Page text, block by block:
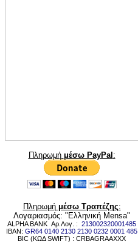
Πληρωμή μέσω PayPal:
Πληρωμή μέσω Τραπέζης:
Λογαριασμός: "Ελληνική Mensa"
ALPHA BANK Αρ.Λογ. : 213002320001485
IBAN: GR64 0140 2130 2130 0232 0001 485
BIC (ΚΩΔ SWIFT) : CRBAGRAAXXX